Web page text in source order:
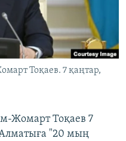
Тоқаев. 7 қаңтар,
Жомарт Тоқаев 7
"20 мың